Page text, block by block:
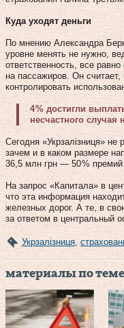
Куда уходят деньги
По мнению Александра
уровне менять не нужно,
ответственность, все
на пассажиров. Он
контролировать
4 % достигли
несчастного случая
Сегодня «Укрзалізниця»
зачем и в каком размере
36,5 млн грн — 50 % премий
На запрос «Капитала» в
что эта информация
железных дорог. А те, в
за ответом в центральный
Укрзалізниця
материалы по теме